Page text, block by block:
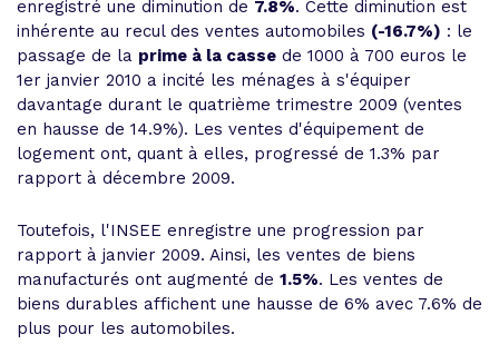
enregistré une diminution de 7.8%. Cette diminution est
inhérente au recul des ventes automobiles (-16.7%) : le
passage de la prime à la casse de 1000 à 700 euros le
1er janvier 2010 a incité les ménages à s'équiper
davantage durant le quatrième trimestre 2009 (ventes
en hausse de 14.9%). Les ventes d'équipement de
logement ont, quant à elles, progressé de 1.3% par
rapport à décembre 2009.
Toutefois, l'INSEE enregistre une progression par
rapport à janvier 2009. Ainsi, les ventes de biens
manufacturés ont augmenté de 1.5%. Les ventes de
biens durables affichent une hausse de 6% avec 7.6% de
plus pour les automobiles.